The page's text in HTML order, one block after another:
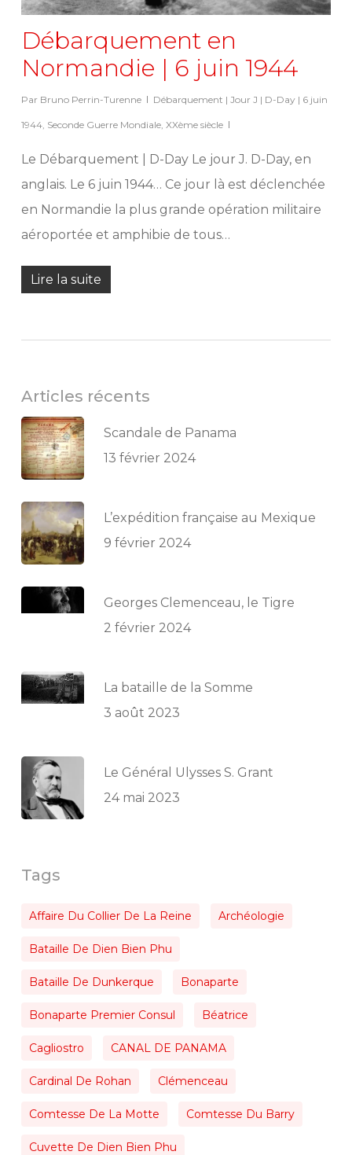
Débarquement en
Normandie | 6 juin 1944
Par Bruno Perrin-Turenne Débarquement | Jour J | D-Day | 6 juin
1944, Seconde Guerre Mondiale, XXème siècle
Le Débarquement | D-Day Le jour J. D-Day, en
anglais. Le 6 juin 1944… Ce jour là est déclenchée
en Normandie la plus grande opération militaire
aéroportée et amphibie de tous…
Lire la suite
Articles récents
Scandale de Panama
13 février 2024
L’expédition française au Mexique
9 février 2024
Georges Clemenceau, le Tigre
2 février 2024
La bataille de la Somme
3 août 2023
Le Général Ulysses S. Grant
24 mai 2023
Tags
Affaire Du Collier De La Reine Archéologie
Bataille De Dien Bien Phu
Bataille De Dunkerque Bonaparte
Bonaparte Premier Consul Béatrice
Cagliostro CANAL DE PANAMA
Cardinal De Rohan Clémenceau
Comtesse De La Motte Comtesse Du Barry
Cuvette De Dien Bien Phu